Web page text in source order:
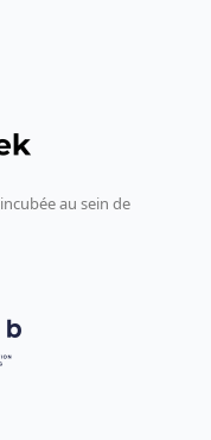
incubée au sein de